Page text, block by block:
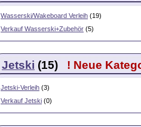
Wasserski/Wakeboard Verleih (19)
Verkauf Wasserski+Zubehör (5)
Jetski (15) ! Neue
Jetski-Verleih (3)
Verkauf Jetski (0)